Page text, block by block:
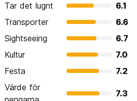
Tar det lugnt
6.1
Transporter
6.6
Sightseeing
6.7
Kultur
7.0
Festa
7.2
Värde för
7.3